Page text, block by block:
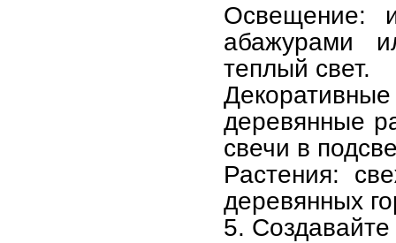
Освещение:
абажурами
теплый свет.
деревянные
свечи в
Растения:
деревянных
5.